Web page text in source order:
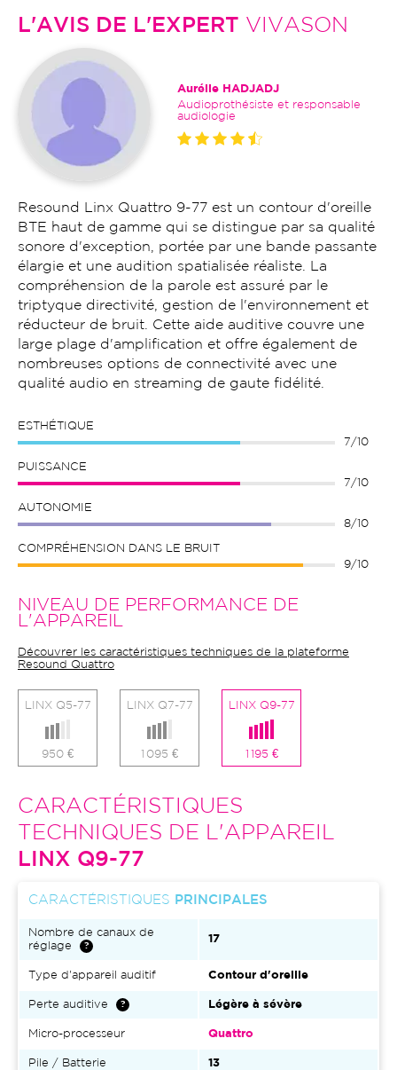
L'AVIS DE L'EXPERT VIVASON
Aurélie HADJADJ
Audioprothésiste et responsable
audiologie
Resound Linx Quattro 9-77 est un contour d'oreille
BTE haut de gamme qui se distingue par sa qualité
sonore d'exception, portée par une bande passante
élargie et une audition spatialisée réaliste. La
compréhension de la parole est assuré par le
triptyque directivité, gestion de l'environnement et
réducteur de bruit. Cette aide auditive couvre une
large plage d'amplification et offre également de
nombreuses options de connectivité avec une
qualité audio en streaming de gaute fidélité.
ESTHÉTIQUE
7/10
PUISSANCE
7/10
AUTONOMIE
8/10
COMPRÉHENSION DANS LE BRUIT
9/10
NIVEAU DE PERFORMANCE DE
L'APPAREIL
Découvrer les caractéristiques techniques de la plateforme
Resound Quattro
LINX Q5-77
950 €
LINX Q7-77
1 095 €
LINX Q9-77
1 195 €
CARACTÉRISTIQUES
TECHNIQUES DE L'APPAREIL
LINX Q9-77
CARACTÉRISTIQUES PRINCIPALES
Nombre de canaux de
réglage
17
Type d'appareil auditif Contour d'oreille
Perte auditive Légère à sévère
Micro-processeur Quattro
Pile / Batterie 13